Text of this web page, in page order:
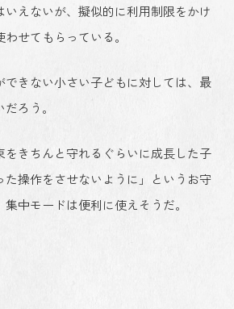
いえないが、擬似的に利用制限をかけ
せてもらっている。
できない小さい子どもに対しては、最
ろう。
をきちんと守れるぐらいに成長した子
た操作をさせないように」というお守
中モードは便利に使えそうだ。